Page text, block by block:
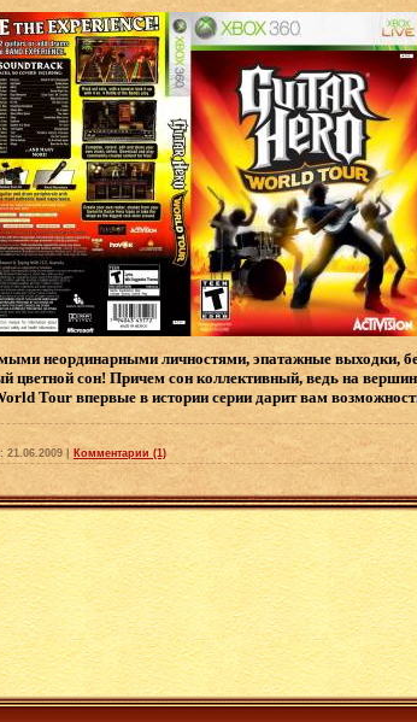
неординарными личностями, эпатажные выходки,
цветной сон! Причем сон коллективный, ведь на
Tour впервые в истории серии дарит вам
21.06.2009 Комментарии (1)